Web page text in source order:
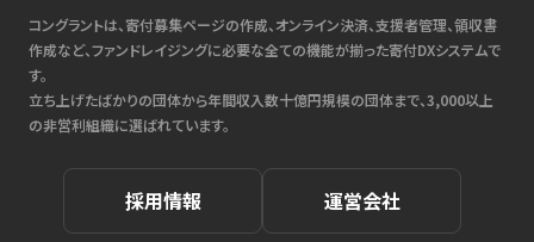
コングラントは、寄付募集ページの作成、オンライン決済、支援者管理、領収書
作成など、ファンドレイジングに必要な全ての機能が揃った寄付DXシステムで
す。
立ち上げたばかりの団体から年間収入数十億円規模の団体まで、3,000以上
の非営利組織に選ばれています。
採用情報 運営会社